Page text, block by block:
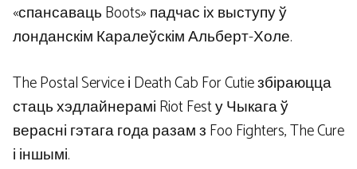
«спансаваць Boots» падчас іх выступу ў
лонданскім Каралеўскім Альберт-Холе.
The Postal Service і Death Cab For Cutie збіраюцца
стаць хэдлайнерамі Riot Fest у Чыкага ў
верасні гэтага года разам з Foo Fighters, The Cure
і іншымі.